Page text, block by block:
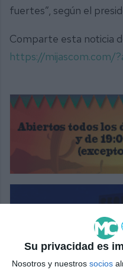
Su privacidad es
Nosotros y nuestros socios
fuertes”, según el
Comparte esta noticia
https://mijascom.com/